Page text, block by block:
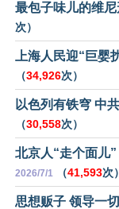
最包子味儿的维尼
次）
上海人民迎“巨婴
（34,926次）
以色列有铁穹 中
（30,558次）
北京人“走个面儿
2026/7/1 （41,593次）
思想贩子 领导一切